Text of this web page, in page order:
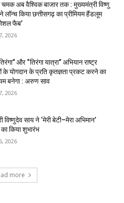
चमक अब वैश्विक बाजार तक : मुख्यमंत्री विष्णु
लॉन्च किया छत्तीसगढ़ का प्रीमियम हैंडलूम
फैब’
2026
और “तिरंगा यात्रा” अभियान राष्ट्र
के योगदान के प्रति कृतज्ञता प्रकट करने का
बनेगा : अरुण साव
2026
विष्णुदेव साय ने ‘मेरी बेटी–मेरा अभिमान’
किया शुभारंभ
2026
more